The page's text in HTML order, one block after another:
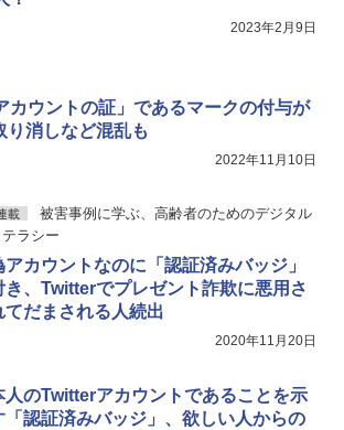
2023年2月9日
カウントの証」であるマークの付与が
り消しなど混乱も
2022年11月10日
載
被害事例に学ぶ、高齢者のためのデジタル
テラシー
アカウントなのに「認証済みバッジ」
き、Twitterでプレゼント詐欺に悪用さ
てだまされる人続出
2020年11月20日
人のTwitterアカウントであることを示
「認証済みバッジ」、欲しい人からの